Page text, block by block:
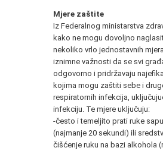
Mjere zaštite
Iz Federalnog ministarstva
kako ne mogu dovoljno
nekoliko vrlo jednostavnih
iznimne važnosti da se svi
odgovorno i pridržavaju
kojima mogu zaštiti sebe i
respiratornih infekcija,
infekciju. Te mjere uključuju:
-često i temeljito prati ruke
(najmanje 20 sekundi) ili
čišćenje ruku na bazi alkohola